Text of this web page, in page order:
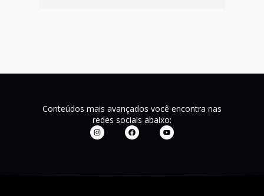
Conteúdos mais avançados você encontra nas
redes sociais abaixo: